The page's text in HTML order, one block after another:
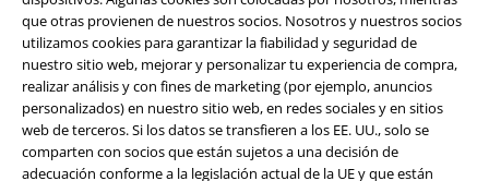
que otras provienen de nuestros socios. Nosotros y nuestros socios
utilizamos cookies para garantizar la fiabilidad y seguridad de
nuestro sitio web, mejorar y personalizar tu experiencia de compra,
realizar análisis y con fines de marketing (por ejemplo, anuncios
personalizados) en nuestro sitio web, en redes sociales y en sitios
web de terceros. Si los datos se transfieren a los EE. UU., solo se
comparten con socios que están sujetos a una decisión de
adecuación conforme a la legislación actual de la UE y que están
Legal
Términos y Condiciones
Aviso Legal